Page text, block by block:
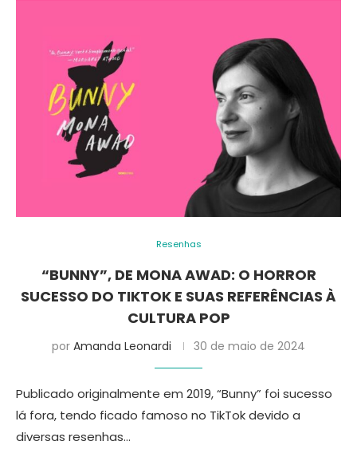
Resenhas
“BUNNY”, DE MONA AWAD: O HORROR
SUCESSO DO TIKTOK E SUAS REFERÊNCIAS À
CULTURA POP
por Amanda Leonardi 30 de maio de 2024
Publicado originalmente em 2019, “Bunny” foi sucesso
lá fora, tendo ficado famoso no TikTok devido a
diversas resenhas…